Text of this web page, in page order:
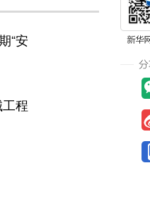
“安
程